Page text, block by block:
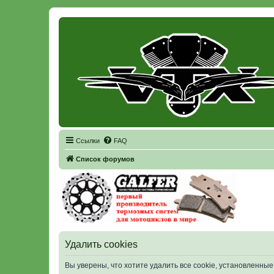
Ссылки FAQ
Список форумов
Удалить cookies
Вы уверены, что хотите удалить все cookie,